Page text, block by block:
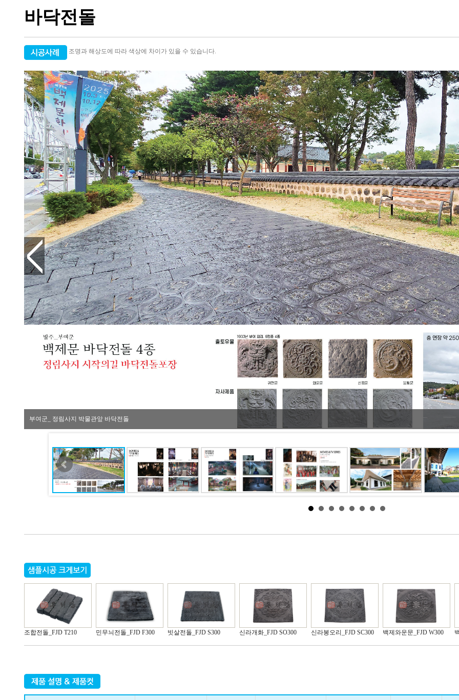
바닥전돌
조명과 해상도에 따라 색상에 차이가 있을 수 있습니다.
부여군_ 정림사지 박물관앞 바닥전돌
조합전돌_FJD T210 민무늬전돌_FJD F300 빗살전돌_FJD S300 신라개화_FJD SO300 신라봉오리_FJD SC300 백제와운문_FJD W300